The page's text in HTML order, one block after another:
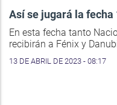
Así se jugará la fecha
En esta fecha tanto
recibirán a Fénix y
13 DE ABRIL DE 2023 - 08:17